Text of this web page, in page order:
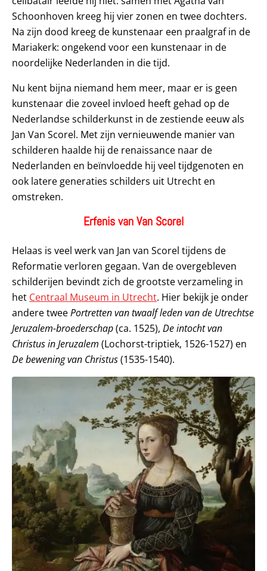
Schoonhoven kreeg hij vier zonen en twee dochters.
Na zijn dood kreeg de kunstenaar een praalgraf in de
Mariakerk: ongekend voor een kunstenaar in de
noordelijke Nederlanden in die tijd.
Nu kent bijna niemand hem meer, maar er is geen
kunstenaar die zoveel invloed heeft gehad op de
Nederlandse schilderkunst in de zestiende eeuw als
Jan Van Scorel. Met zijn vernieuwende manier van
schilderen haalde hij de renaissance naar de
Nederlanden en beïnvloedde hij veel tijdgenoten en
ook latere generaties schilders uit Utrecht en
omstreken.
Erfenis van Van Scorel
Helaas is veel werk van Jan van Scorel tijdens de
Reformatie verloren gegaan. Van de overgebleven
schilderijen bevindt zich de grootste verzameling in
het Centraal Museum in Utrecht. Hier bekijk je onder
andere tweePortretten van twaalf leden van de Utrechtse
Jeruzalem-broederschap(ca. 1525), De intocht van
Christus in Jeruzalem (Lochorst-triptiek, 1526-1527) en
De bewening van Christus(1535-1540).